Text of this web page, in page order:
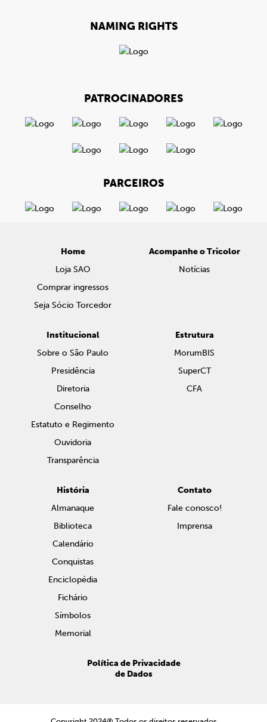
NAMING RIGHTS
PATROCINADORES
PARCEIROS
Home
Loja SAO
Comprar ingressos
Seja Sócio Torcedor
Acompanhe o Tricolor
Notícias
Institucional
Sobre o São Paulo
Presidência
Diretoria
Conselho
Estatuto e Regimento
Ouvidoria
Transparência
Estrutura
MorumBIS
SuperCT
CFA
História
Almanaque
Biblioteca
Calendário
Conquistas
Enciclopédia
Fichário
Símbolos
Memorial
Contato
Fale conosco!
Imprensa
Política de Privacidade
de Dados